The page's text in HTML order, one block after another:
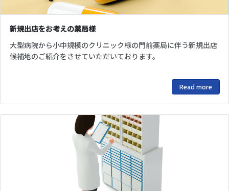
新規出店をお考えの薬局様
大型病院から小中規模のクリニック様の門前薬局に伴う新規出店
候補地のご紹介をさせていただいております。
Read more